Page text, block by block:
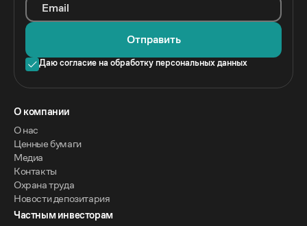
Email
Отправить
Даю согласие на обработку персональных данных
O компании
О нас
Ценные бумаги
Медиа
Контакты
Охрана труда
Новости депозитария
Частным инвесторам